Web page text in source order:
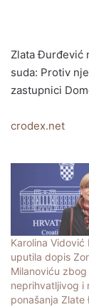
Zlata Đurđević
suda: Protiv
zastupnici
crodex.net
Karolina Vidović
uputila dopis
Milanoviću
neprihvatljivog i
ponašanja Zlate